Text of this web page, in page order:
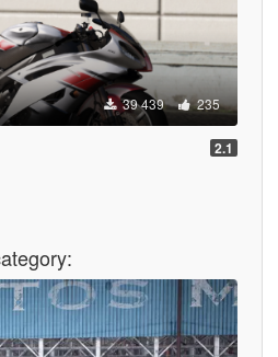
39 439 235
2.1